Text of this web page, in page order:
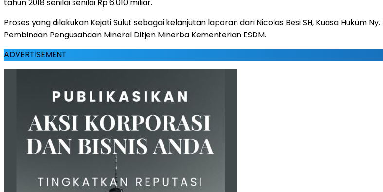
tahun 2018 senilai senilai Rp 6.010 miliar.
Proses yang dilakukan Kejati Sulut sebagai kelanjutan laporan dari Nicolas Besi SH, Kuasa Hukum
Pembinaan Pengusahaan Mineral Ditjen Minerba Kementerian ESDM.
ADVERTISEMENT